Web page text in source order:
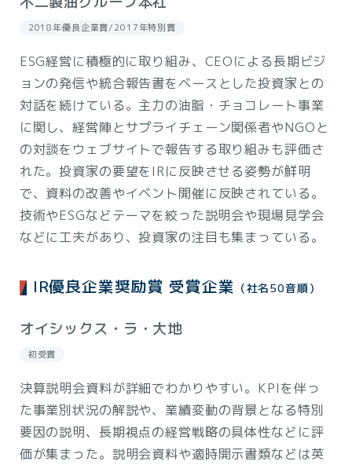
2018年優良企業賞/2017年特別賞
ESG経営に積極的に取り組み、CEOによる長期ビジ
ョンの発信や統合報告書をベースとした投資家との
対話を続けている。主力の油脂・チョコレート事業
に関し、経営陣とサプライチェーン関係者やNGOと
の対談をウェブサイトで報告する取り組みも評価さ
れた。投資家の要望をIRに反映させる姿勢が鮮明
で、資料の改善やイベント開催に反映されている。
技術やESGなどテーマを絞った説明会や現場見学会
などに工夫があり、投資家の注目も集まっている。
IR優良企業奨励賞 受賞企業 （社名50音順）
オイシックス・ラ・大地
初受賞
決算説明会資料が詳細でわかりやすい。KPIを伴っ
た事業別状況の解説や、業績変動の背景となる特別
要因の説明、長期視点の経営戦略の具体性などに評
価が集まった。説明会資料や適時開示書類などは英